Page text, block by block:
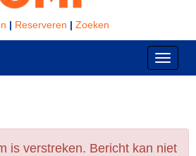
| Reserveren | Zoeken
is verstreken. Bericht kan niet